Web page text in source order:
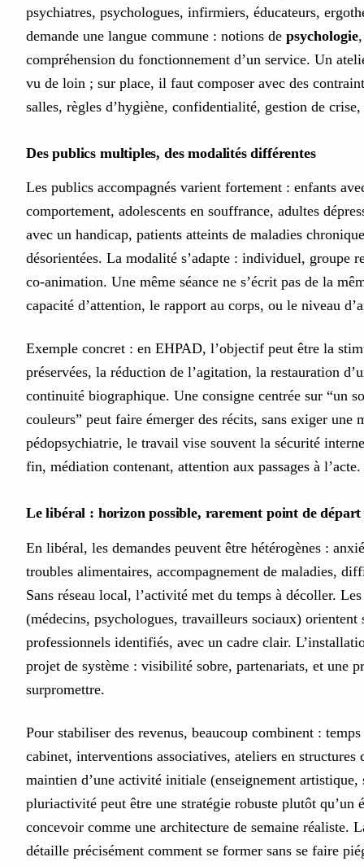
psychiatres, psychologues, infirmiers, éducateurs,
demande une langue commune : notions de psychologie
compréhension du fonctionnement d’un service. Un
vu de loin ; sur place, il faut composer avec des
salles, règles d’hygiène, confidentialité, gestion de
Des publics multiples, des modalités différentes
Les publics accompagnés varient fortement : enfants
comportement, adolescents en souffrance, adultes
avec un handicap, patients atteints de maladies
désorientées. La modalité s’adapte : individuel, groupe
co-animation. Une même séance ne s’écrit pas de la
capacité d’attention, le rapport au corps, ou le niveau
Exemple concret : en EHPAD, l’objectif peut être la
préservées, la réduction de l’agitation, la restauration
continuité biographique. Une consigne centrée sur “un
couleurs” peut faire émerger des récits, sans exiger une
pédopsychiatrie, le travail vise souvent la sécurité
fin, médiation contenant, attention aux passages à l’acte.
Le libéral : horizon possible, rarement point de
En libéral, les demandes peuvent être hétérogènes :
troubles alimentaires, accompagnement de maladies,
Sans réseau local, l’activité met du temps à décoller.
(médecins, psychologues, travailleurs sociaux) orientent
professionnels identifiés, avec un cadre clair.
projet de système : visibilité sobre, partenariats, et une
surpromettre.
Pour stabiliser des revenus, beaucoup combinent :
cabinet, interventions associatives, ateliers en structures
maintien d’une activité initiale (enseignement artistique,
pluriactivité peut être une stratégie robuste plutôt qu’un
concevoir comme une architecture de semaine réaliste.
détaille précisément comment se former sans se faire